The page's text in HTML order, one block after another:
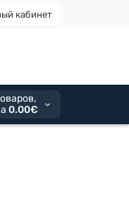
кабинет
0.00€